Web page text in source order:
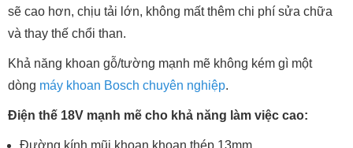
sẽ cao hơn, chịu tải lớn, không mất thêm chi phí sửa chữa
và thay thế chổi than.
Khả năng khoan gỗ/tường mạnh mẽ không kém gì một
dòng máy khoan Bosch chuyên nghiệp.
Điện thế 18V mạnh mẽ cho khả năng làm việc cao:
Đường kính mũi khoan khoan thép 13mm